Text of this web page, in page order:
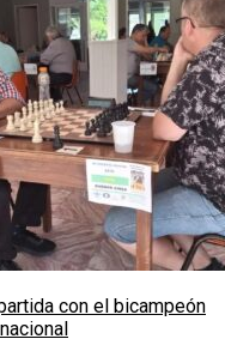
con el bicampeón